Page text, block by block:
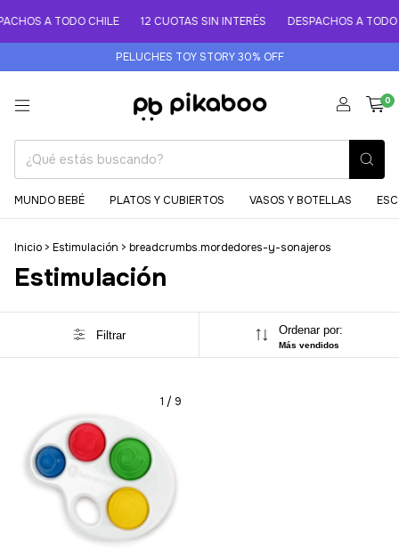
A TODO CHILE 12 CUOTAS SIN INTERÉS DESPACHOS A TODO
PELUCHES TOY STORY 30% OFF
0
MUNDO BEBÉ PLATOS Y CUBIERTOS VASOS Y BOTELLAS
Inicio > Estimulación > breadcrumbs.mordedores-y-sonajeros
Estimulación
Filtrar Ordenar por:
Más vendidos
1 / 9